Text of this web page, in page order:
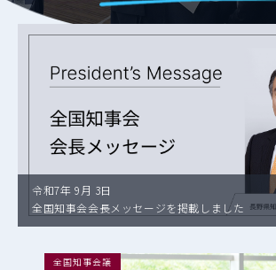
令和7年 9月 3日
全国知事会会長メッセージを掲載しました
全国知事会議